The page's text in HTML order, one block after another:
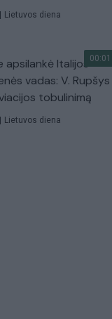
| Lietuvos diena
apsilankė Italijos
vadas: V.
tobulinimą
| Lietuvos diena